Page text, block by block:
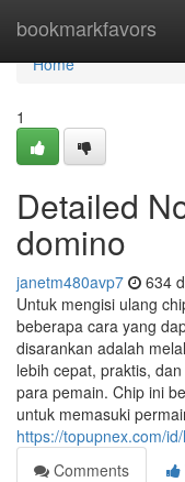
bookmarkfavors
Home
Home
1
Detailed
domino
janetm480avp7 634
Untuk mengisi ulang
beberapa cara yang
disarankan adalah
lebih cepat, praktis,
para pemain. Chip ini
untuk memasuki
https://topupnex.com/
Comments